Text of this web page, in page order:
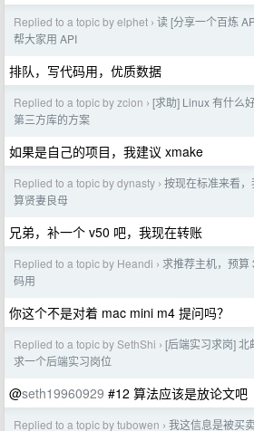
Replied to a topic by elphet › 读 [分享一个百炼
帮大家用 API
排队，写代码用，优质数据
Replied to a topic by zcion › [求助] Linux 有什么
第三方库的方案
如果是自己的项目，我建议 xmake
Replied to a topic by dynasty › 按现在标准来看
算贤妻良母
兄弟，补一个 v50 吧，我现在转账
Replied to a topic by Heandi › 求推荐主机，预算
码用
你这个不是对着 mac mini m4 提问吗？
Replied to a topic by SethShi › [后端实习求岗] 北
求一个后端实习岗位
@seth19960929 #12 算法应该是放论文吧
Replied to a topic by tubowen › 我这信息是被买